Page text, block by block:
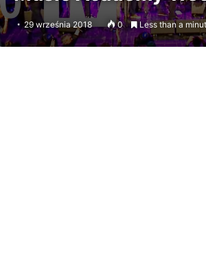
29 września 2018 0 Less than a